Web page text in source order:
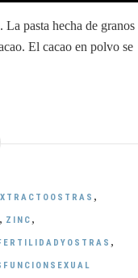
La pasta hecha de granos
El cacao en polvo se
,
, ZINC ,
,